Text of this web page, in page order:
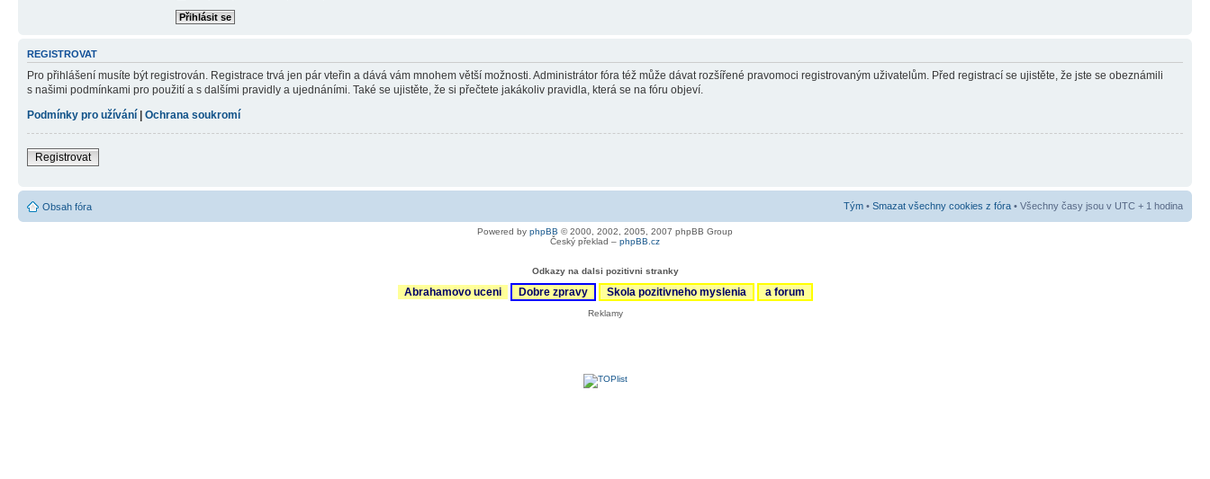
REGISTROVAT
Pro přihlášení musíte být registrován. Registrace trvá jen pár vteřin a dává vám mnohem větší možnosti. Administrátor fóra též může dávat rozšířené pravomoci registrovaným uživatelům. Před registrací se ujistěte, že jste se obeznámili
s našimi podmínkami pro použití a s dalšími pravidly a ujednáními. Také se ujistěte, že si přečtete jakákoliv pravidla, která se na fóru objeví.
Podmínky pro užívání | Ochrana soukromí
Registrovat
Obsah fóra Tým • Smazat všechny cookies z fóra • Všechny časy jsou v UTC + 1 hodina
Powered by phpBB © 2000, 2002, 2005, 2007 phpBB Group
Český překlad – phpBB.cz
Odkazy na dalsi pozitivni stranky
Abrahamovo uceni Dobre zpravy Skola pozitivneho myslenia a forum
Reklamy